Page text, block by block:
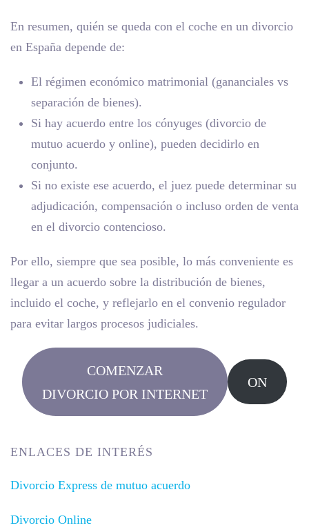
En resumen, quién se queda con el coche en un divorcio
en España depende de:
El régimen económico matrimonial (gananciales vs
separación de bienes).
Si hay acuerdo entre los cónyuges (divorcio de
mutuo acuerdo y online), pueden decidirlo en
conjunto.
Si no existe ese acuerdo, el juez puede determinar su
adjudicación, compensación o incluso orden de venta
en el divorcio contencioso.
Por ello, siempre que sea posible, lo más conveniente es
llegar a un acuerdo sobre la distribución de bienes,
incluido el coche, y reflejarlo en el convenio regulador
para evitar largos procesos judiciales.
COMENZAR
DIVORCIO POR INTERNET
ON
ENLACES DE INTERÉS
Divorcio Express de mutuo acuerdo
Divorcio Online